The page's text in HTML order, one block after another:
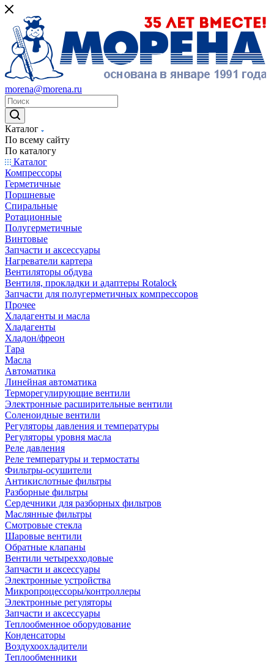
morena@morena.ru
Каталог
По всему сайту
По каталогу
Каталог
Компрессоры
Герметичные
Поршневые
Спиральные
Ротационные
Полугерметичные
Винтовые
Запчасти и аксессуары
Нагреватели картера
Вентиляторы обдува
Вентиля, прокладки и адаптеры Rotalock
Запчасти для полугерметичных компрессоров
Прочее
Хладагенты и масла
Хладагенты
Хладон/фреон
Тара
Масла
Автоматика
Линейная автоматика
Терморегулирующие вентили
Электронные расширительные вентили
Соленоидные вентили
Регуляторы давления и температуры
Регуляторы уровня масла
Реле давления
Реле температуры и термостаты
Фильтры-осушители
Антикислотные фильтры
Разборные фильтры
Сердечники для разборных фильтров
Маслянные фильтры
Смотровые стекла
Шаровые вентили
Обратные клапаны
Вентили четырехходовые
Запчасти и аксессуары
Электронные устройства
Микропроцессоры/контроллеры
Электронные регуляторы
Запчасти и аксессуары
Теплообменное оборудование
Конденсаторы
Воздухоохладители
Теплообменники